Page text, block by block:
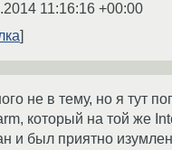
11:16:16 +00:00
не в тему, но я тут
который на той же
и был приятно